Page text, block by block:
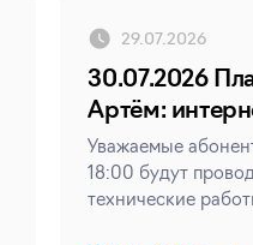
29.07.2026
30.07.2026
Артём:
Уважаемые
18:00 будут
технические